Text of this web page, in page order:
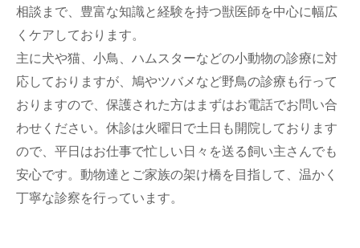
相談まで、豊富な知識と経験を持つ獣医師を中心に幅広
くケアしております。
主に犬や猫、小鳥、ハムスターなどの小動物の診療に対
応しておりますが、鳩やツバメなど野鳥の診療も行って
おりますので、保護された方はまずはお電話でお問い合
わせください。休診は火曜日で土日も開院しております
ので、平日はお仕事で忙しい日々を送る飼い主さんでも
安心です。動物達とご家族の架け橋を目指して、温かく
丁寧な診察を行っています。